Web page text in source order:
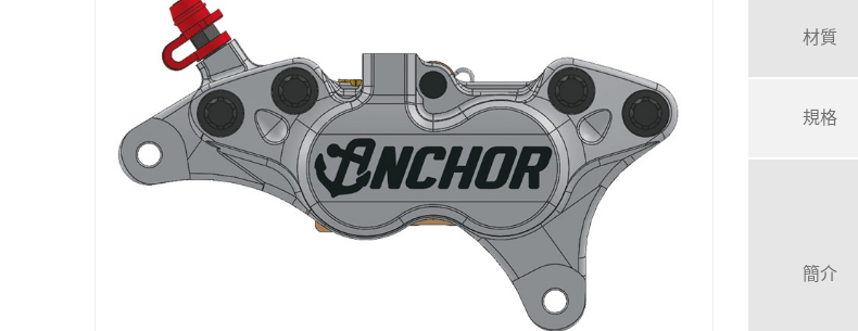
材質
規格
簡介